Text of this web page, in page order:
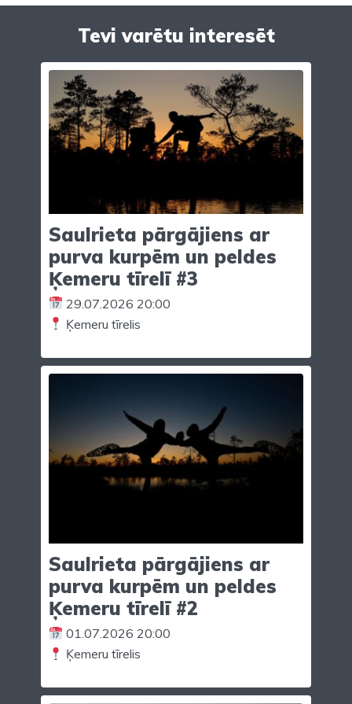
Tevi varētu interesēt
Saulrieta pārgājiens ar
purva kurpēm un peldes
Ķemeru tīrelī #3
29.07.2026 20:00
Ķemeru tīrelis
Saulrieta pārgājiens ar
purva kurpēm un peldes
Ķemeru tīrelī #2
01.07.2026 20:00
Ķemeru tīrelis